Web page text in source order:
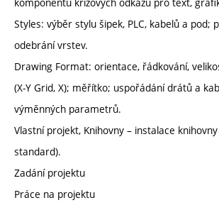
Styles: výběr stylu šipek, PLC, kabelů a pod;
odebrání vrstev.
Drawing Format: orientace, řádkování,
(X-Y Grid, X); měřítko; uspořádání drátů a
výměnných parametrů.
Vlastní projekt, Knihovny – instalace
standard).
Zadání projektu
Práce na projektu